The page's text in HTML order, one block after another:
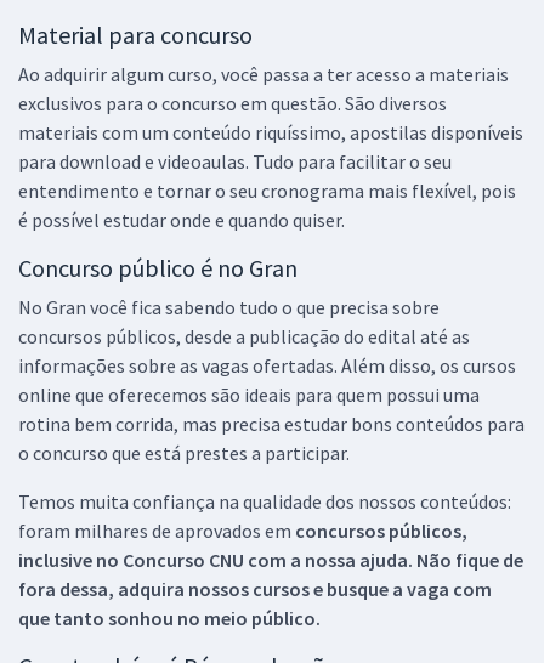
Material para concurso
Ao adquirir algum curso, você passa a ter acesso a materiais
exclusivos para o concurso em questão. São diversos
materiais com um conteúdo riquíssimo, apostilas disponíveis
para download e videoaulas. Tudo para facilitar o seu
entendimento e tornar o seu cronograma mais flexível, pois
é possível estudar onde e quando quiser.
Concurso público é no Gran
No Gran você fica sabendo tudo o que precisa sobre
concursos públicos, desde a publicação do edital até as
informações sobre as vagas ofertadas. Além disso, os cursos
online que oferecemos são ideais para quem possui uma
rotina bem corrida, mas precisa estudar bons conteúdos para
o concurso que está prestes a participar.
Temos muita confiança na qualidade dos nossos conteúdos:
foram milhares de aprovados em concursos públicos,
inclusive no Concurso CNU com a nossa ajuda. Não fique de
fora dessa, adquira nossos cursos e busque a vaga com
que tanto sonhou no meio público.